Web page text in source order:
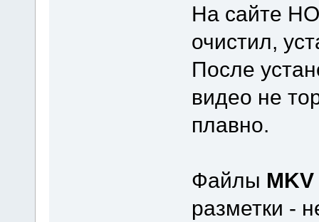
На сайте
очистил,
После
видео не
плавно.
Файлы MKV
разметки -